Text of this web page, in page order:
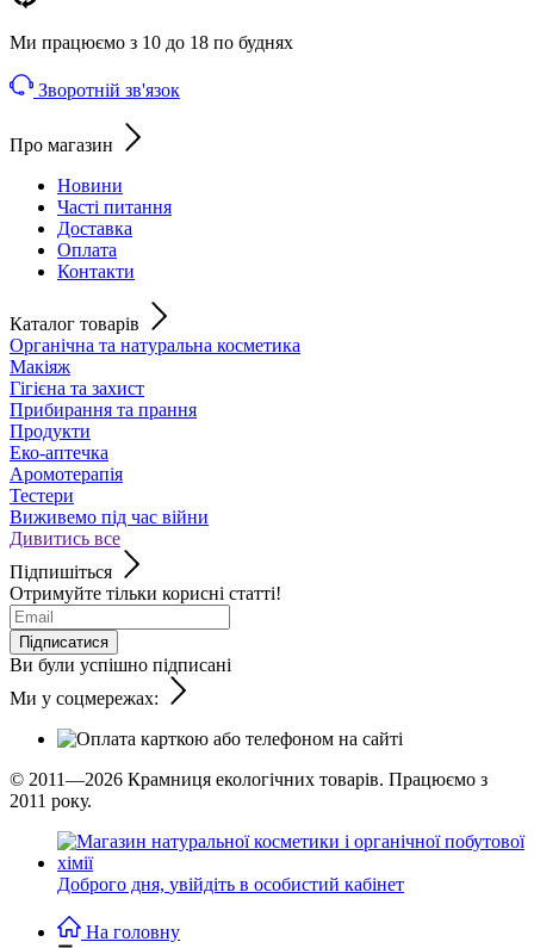
Ми працюємо з 10 до 18 по буднях
Зворотній зв'язок
Про магазин
Новини
Часті питання
Доставка
Оплата
Контакти
Каталог товарів
Органічна та натуральна косметика
Макіяж
Гігієна та захист
Прибирання та прання
Продукти
Еко-аптечка
Аромотерапія
Тестери
Виживемо під час війни
Дивитись все
Підпишіться
Отримуйте тільки корисні статті!
Підписатися
Ви були успішно підписані
Ми у соцмережах:
© 2011—2026 Крамниця екологічних товарів. Працюємо з
2011 року.
Доброго дня, увійдіть в особистий кабінет
На головну